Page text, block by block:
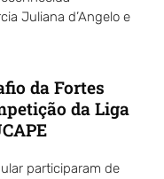
Juliana d’Angelo e
da Fortes
da Liga
participaram de